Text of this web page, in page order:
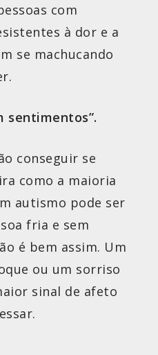
com
à dor e a
se machucando
sentimentos”.
conseguir se
como a maioria
autismo pode ser
fria e sem
é bem assim. Um
ou um sorriso
sinal de afeto